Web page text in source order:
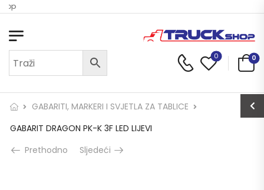
0 0
GABARITI, MARKERI I SVJETLA ZA TABLICE
GABARIT DRAGON PK-K 3F LED LIJEVI
Prethodno
Sljedeći